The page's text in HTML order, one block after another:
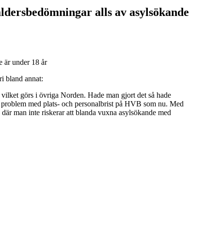
alls av asylsökande
bland annat:
görs i övriga Norden. Hade man gjort det så hade
med plats- och personalbrist på HVB som nu. Med
man inte riskerar att blanda vuxna asylsökande med